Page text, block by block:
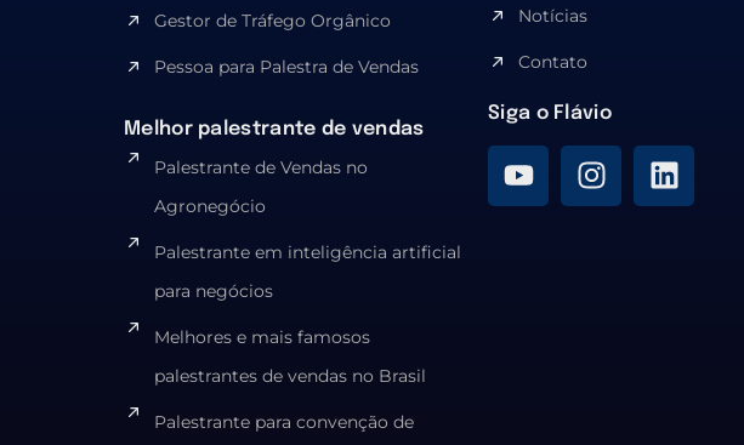
Gestor de Tráfego Orgânico
Pessoa para Palestra de Vendas
Melhor palestrante de vendas
Palestrante de Vendas no
Agronegócio
Palestrante em inteligência artificial
para negócios
Melhores e mais famosos
palestrantes de vendas no Brasil
Palestrante para convenção de
Notícias
Contato
Siga o Flávio